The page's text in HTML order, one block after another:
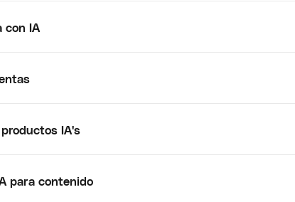
con IA
IA's
para contenido